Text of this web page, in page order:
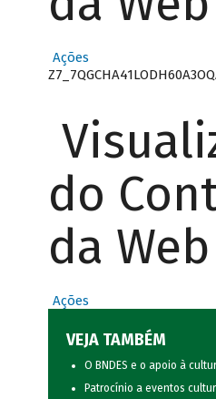
Ações
do
da Web
Ações
VEJA TAMBÉM
O BNDES e o apoio à
Patrocínio a eventos